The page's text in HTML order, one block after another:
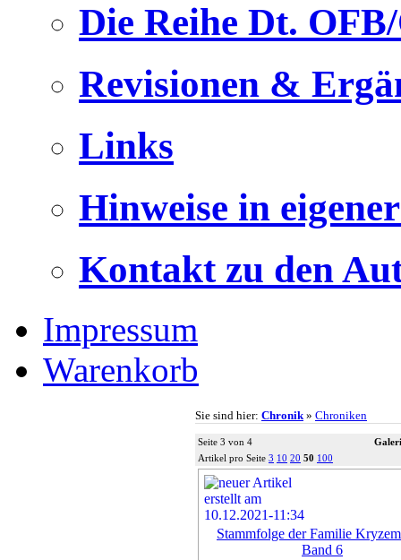
Die Reihe Dt.
Revisionen &
Links
Hinweise in
Kontakt zu den
Impressum
Warenkorb
Sie sind hier: Chronik » Chroniken
Seite 3 von 4
Artikel pro Seite 3 10 20 50 100
Stammfolge der Familie
Band 6